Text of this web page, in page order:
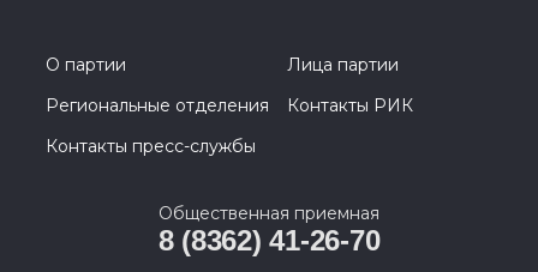
О партии
Лица партии
Региональные отделения
Контакты РИК
Контакты пресс-службы
Общественная приемная
8 (8362) 41-26-70